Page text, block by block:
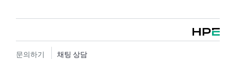
문의하기 채팅 상담